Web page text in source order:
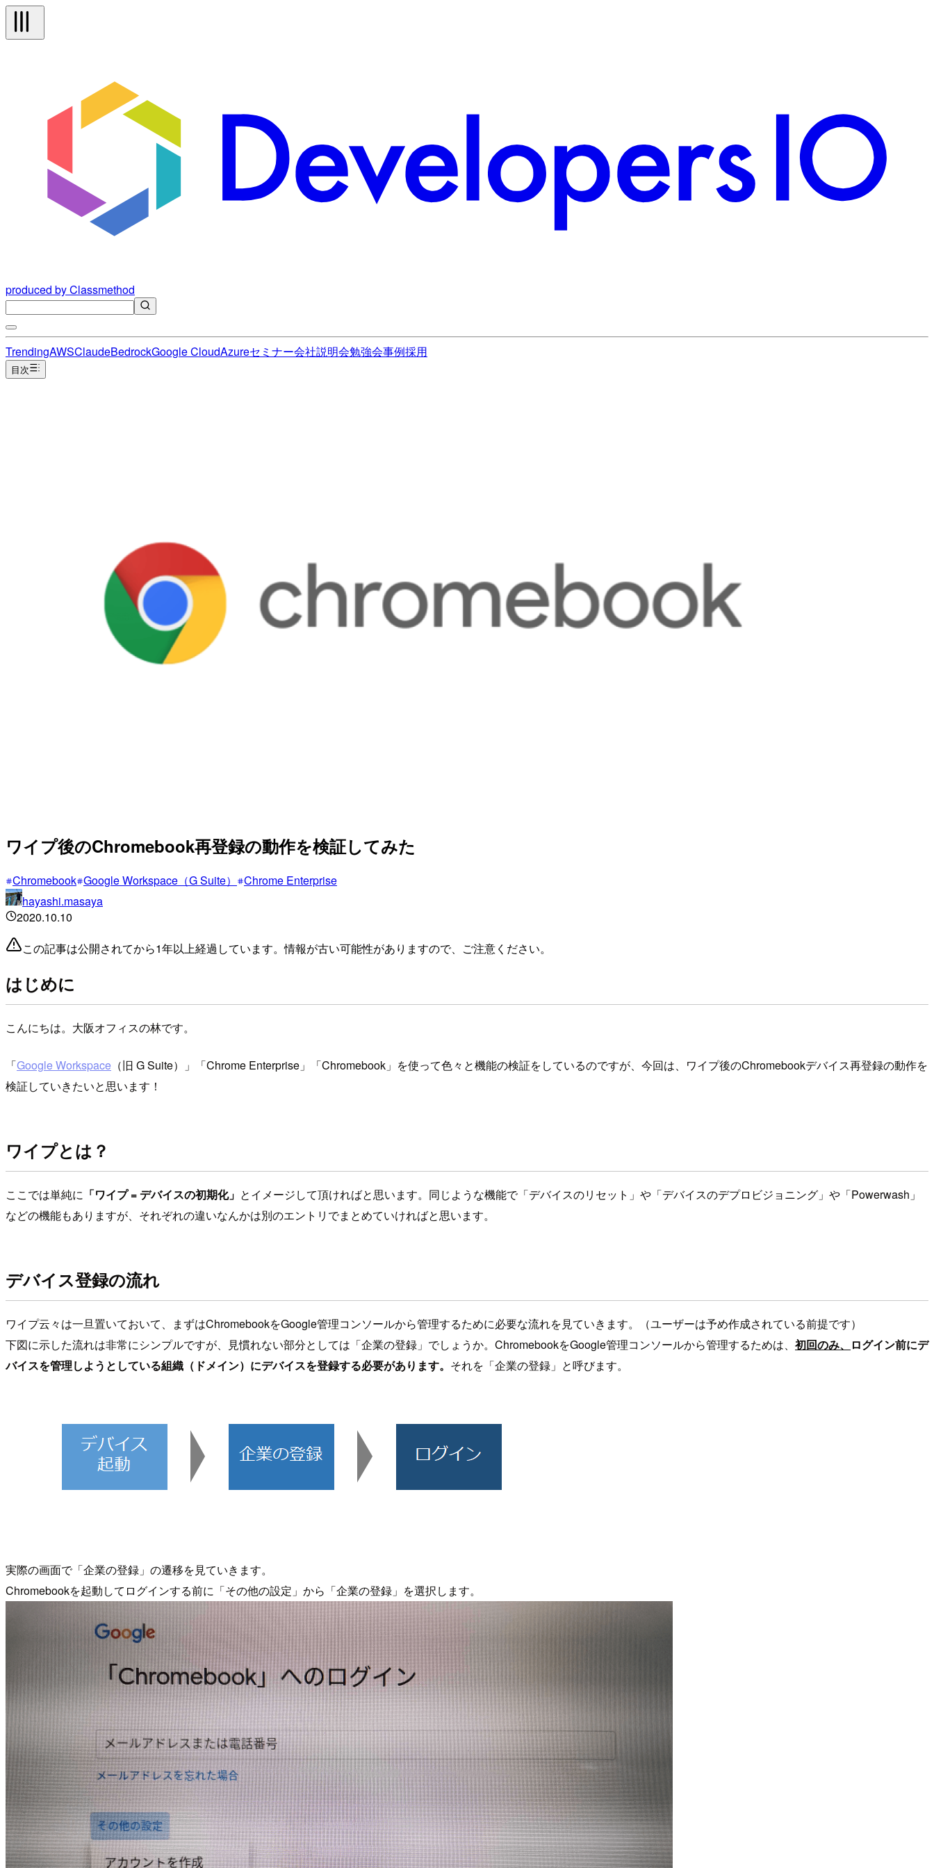
produced by Classmethod
TrendingAWSClaudeBedrockGoogle CloudAzureセミナー会社説明会勉強会事例採用
目次
ワイプ後のChromebook再登録の動作を検証してみた
Chromebook Google Workspace（G Suite）
Chrome Enterprise
hayashi.masaya
2020.10.10
この記事は公開されてから1年以上経過しています。情報が古い可能性がありますので、ご注意ください。
はじめに
こんにちは。大阪オフィスの林です。
「Google Workspace （旧 G Suite）」「Chrome Enterprise」「Chromebook」を使って色々と機能の検証をしているのですが、今回は、ワイプ後のChromebookデバイス再登録の動作を
検証していきたいと思います！
ワイプとは？
ここでは単純に 「ワイプ = デバイスの初期化」 とイメージして頂ければと思います。同じような機能で「デバイスのリセット」や「デバイスのデプロビジョニング」や「Powerwash」
などの機能もありますが、それぞれの違いなんかは別のエントリでまとめていければと思います。
デバイス登録の流れ
ワイプ云々は一旦置いておいて、まずはChromebookをGoogle管理コンソールから管理するために必要な流れを見ていきます。（ユーザーは予め作成されている前提です）
下図に示した流れは非常にシンプルですが、見慣れない部分としては「企業の登録」でしょうか。ChromebookをGoogle管理コンソールから管理するためは、 初回のみ、
ログイン前にデ
バイスを管理しようとしている組織（ドメイン）にデバイスを登録する必要があります。 それを「企業の登録」と呼びます。
実際の画面で「企業の登録」の遷移を見ていきます。
Chromebookを起動してログインする前に「その他の設定」から「企業の登録」を選択します。